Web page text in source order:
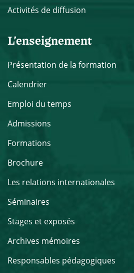
Activités de diffusion
L’enseignement
Présentation de la formation
Calendrier
Emploi du temps
Admissions
Formations
Brochure
Les relations internationales
Séminaires
Stages et exposés
Archives mémoires
Responsables pédagogiques